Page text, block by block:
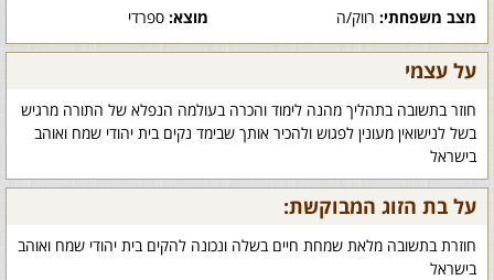
מצב משפחתי: רווק/ה מוצא:ספרדי
על עצמי
חוזר בתשובה בתהליך מהנה לימוד והכרה בעולמה הנפלא של התורה מרגיש
בשל לנישואין מעונין לפגוש ולהכיר אותך שבימד נקים בית יהודי שמח ואוהב
בישראל
על בת הזוג המבוקשת:
חוזרת בתשובה מלאת שמחת חיים בשלה ונכונה להקים בית יהודי שמח ואוהב
בישראל